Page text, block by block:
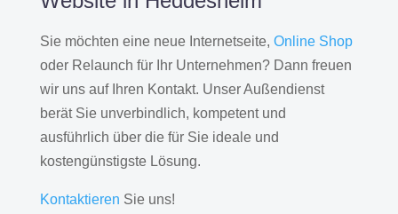
Sie möchten eine neue Internetseite, Online Shop
oder Relaunch für Ihr Unternehmen? Dann freuen
wir uns auf Ihren Kontakt. Unser Außendienst
berät Sie unverbindlich, kompetent und
ausführlich über die für Sie ideale und
kostengünstigste Lösung.
Kontaktieren Sie uns!